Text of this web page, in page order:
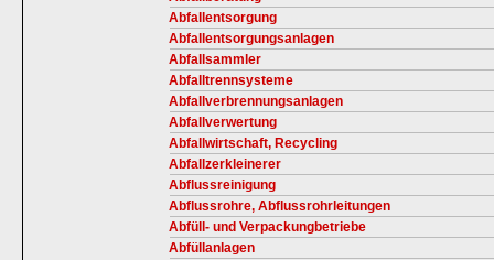
Abfallentsorgung
Abfallentsorgungsanlagen
Abfallsammler
Abfalltrennsysteme
Abfallverbrennungsanlagen
Abfallverwertung
Abfallwirtschaft, Recycling
Abfallzerkleinerer
Abflussreinigung
Abflussrohre, Abflussrohrleitungen
Abfüll- und Verpackungbetriebe
Abfüllanlagen